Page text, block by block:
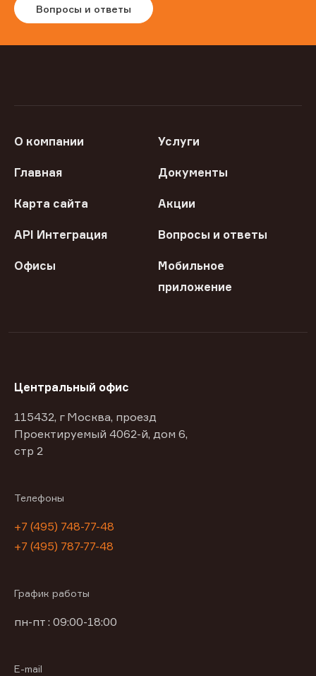
Вопросы и ответы
О компании Услуги
Главная Документы
Карта сайта Акции
API Интеграция Вопросы и ответы
Офисы
Мобильное
приложение
Центральный офис
115432, г Москва, проезд
Проектируемый 4062-й, дом 6,
стр 2
Телефоны
+7 (495) 748-77-48
+7 (495) 787-77-48
График работы
пн-пт : 09:00-18:00
E-mail